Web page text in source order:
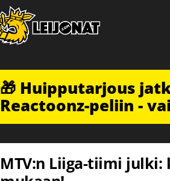
🎁 Huipputarjous
Reactoonz-peliin -
MTV:n Liiga-tiimi